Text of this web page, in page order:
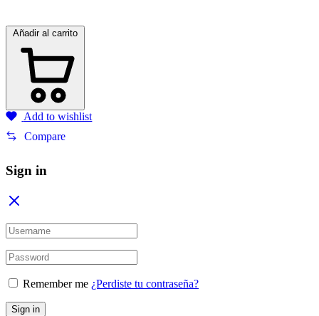
Añadir al carrito
Add to wishlist
Compare
Sign in
Remember me ¿Perdiste tu contraseña?
Sign in